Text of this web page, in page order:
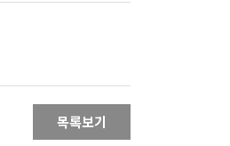
목록보기